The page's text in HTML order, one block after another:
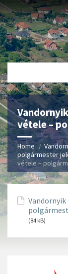
vétele –
Home
polgármester
vétele –
(84 kB)